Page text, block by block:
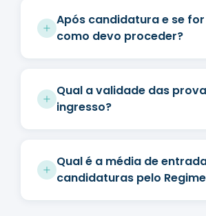
Após candidatura e se
como devo proceder?
Qual a validade das
ingresso?
Qual é a média de
candidaturas pelo